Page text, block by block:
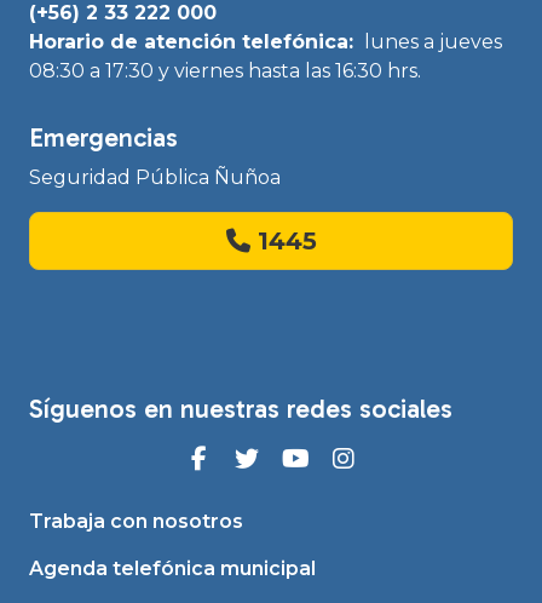
(+56) 2 33 222 000
Horario de atención telefónica:
lunes a jueves
08:30 a 17:30 y viernes hasta las 16:30 hrs.
Emergencias
Seguridad Pública Ñuñoa
1445
Síguenos en nuestras redes sociales
Trabaja con nosotros
Agenda telefónica municipal